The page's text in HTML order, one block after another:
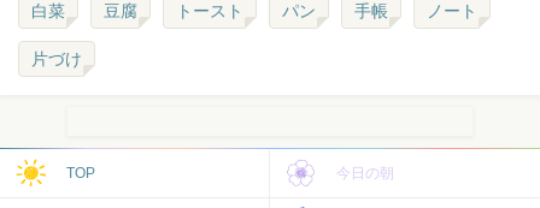
白菜 豆腐 トースト パン 手帳 ノート
片づけ
TOP 今日の朝